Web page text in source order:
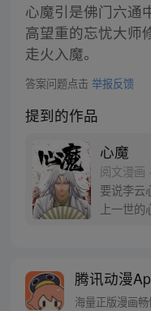
心魔引是佛门六通
高望重的忘忧大师
走火入魔。
答案问题点击 举报反馈
提到的作品
心魔
阅文漫画
要说李云
上一世
黑白阎君
来？ 李云
腾讯动漫
海量正版漫画畅